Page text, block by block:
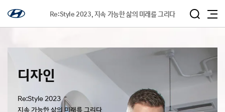
Re:Style 2023, 지속 가능한 삶의 미래를 그리다
디자인
Re:Style 2023
지속 가능한 삶의 미래를 그리다